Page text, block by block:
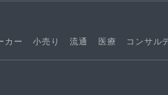
カー 小売り 流通 医療 コンサル